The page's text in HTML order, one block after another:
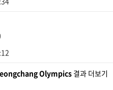
Olympics 결과 더보기